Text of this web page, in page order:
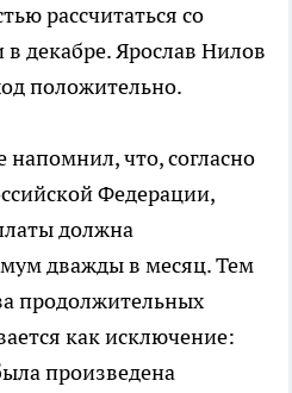
рассчитаться со
декабре. Ярослав Нилов
положительно.
что, согласно
Федерации,
должна
дважды в месяц. Тем
продолжительных
как исключение:
произведена